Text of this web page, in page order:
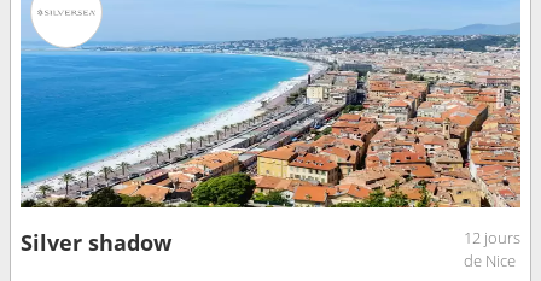
Silver shadow
12 jours
de Nice